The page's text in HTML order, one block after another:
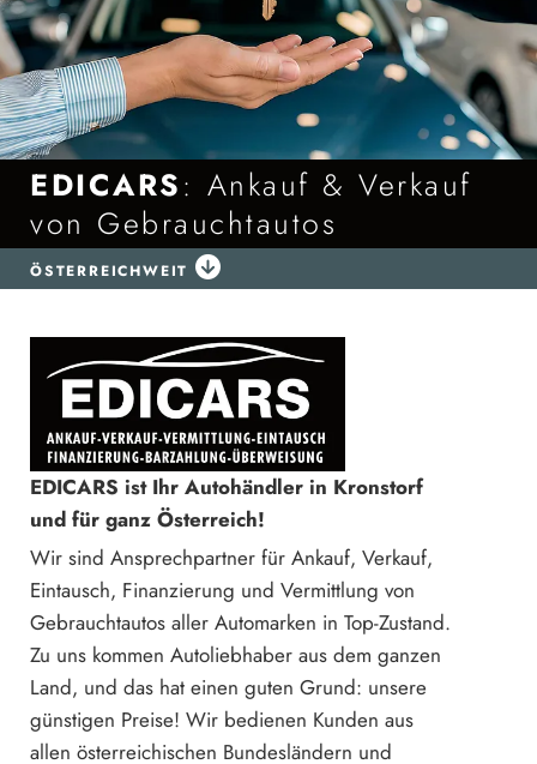
EDICARS: Ankauf & Verkauf
von Gebrauchtautos
ÖSTERREICHWEIT 
EDICARS ist Ihr Autohändler in Kronstorf
und für ganz Österreich!
Wir sind Ansprechpartner für Ankauf, Verkauf,
Eintausch, Finanzierung und Vermittlung von
Gebrauchtautos aller Automarken in Top-Zustand.
Zu uns kommen Autoliebhaber aus dem ganzen
Land, und das hat einen guten Grund: unsere
günstigen Preise! Wir bedienen Kunden aus
allen österreichischen Bundesländern und